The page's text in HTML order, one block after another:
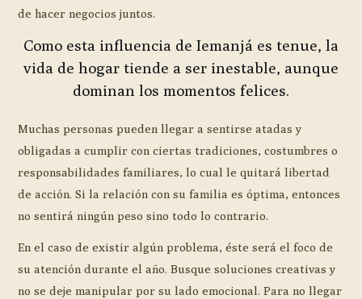
de hacer negocios juntos.
Como esta influencia de Iemanjá es tenue, la
vida de hogar tiende a ser inestable, aunque
dominan los momentos felices.
Muchas personas pueden llegar a sentirse atadas y
obligadas a cumplir con ciertas tradiciones, costumbres o
responsabilidades familiares, lo cual le quitará libertad
de acción. Si la relación con su familia es óptima, entonces
no sentirá ningún peso sino todo lo contrario.
En el caso de existir algún problema, éste será el foco de
su atención durante el año. Busque soluciones creativas y
no se deje manipular por su lado emocional. Para no llegar